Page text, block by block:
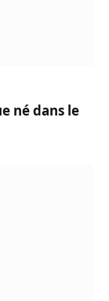
né dans le